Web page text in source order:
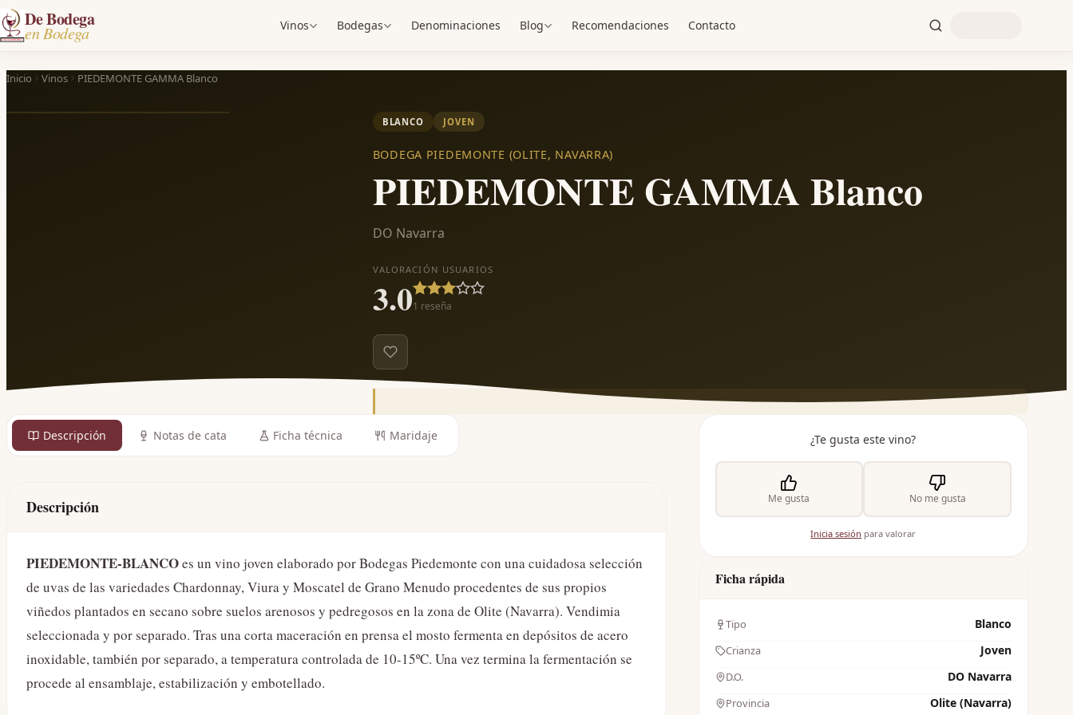
De Bodega
en Bodega Vinos Bodegas Denominaciones Blog Recomendaciones Contacto
Inicio Vinos PIEDEMONTE GAMMA Blanco
BLANCO JOVEN
BODEGA PIEDEMONTE (OLITE, NAVARRA)
PIEDEMONTE GAMMA Blanco
DO Navarra
VALORACIÓN USUARIOS
3.01 reseña
Descripción Notas de cata Ficha técnica Maridaje
Descripción
PIEDEMONTE-BLANCOes un vino joven elaborado por Bodegas Piedemonte con una cuidadosa selección
de uvas de las variedades Chardonnay, Viura y Moscatel de Grano Menudo procedentes de sus propios
viñedos plantados en secano sobre suelos arenosos y pedregosos en la zona de Olite (Navarra). Vendimia
seleccionada y por separado. Tras una corta maceración en prensa el mosto fermenta en depósitos de acero
inoxidable, también por separado, a temperatura controlada de 10-15ºC. Una vez termina la fermentación se
procede al ensamblaje, estabilización y embotellado.
¿Te gusta este vino?
Me gusta No me gusta
Inicia sesión para valorar
Ficha rápida
Tipo Blanco
Crianza Joven
D.O. DO Navarra
Provincia Olite (Navarra)